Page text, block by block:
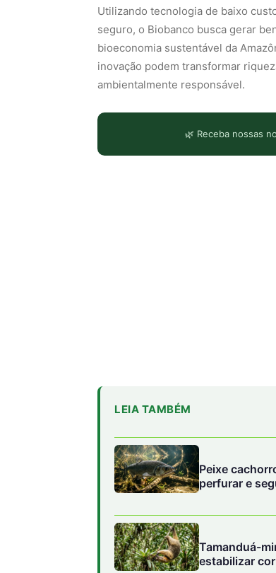
Utilizando tecnologia de baixo
seguro, o Biobanco busca gerar
bioeconomia sustentável da
inovação podem transformar
ambientalmente responsável.
🌿 Receba nossas
LEIA TAMBÉM
Peixe
perfurar e
Tamanduá-
estabilizar